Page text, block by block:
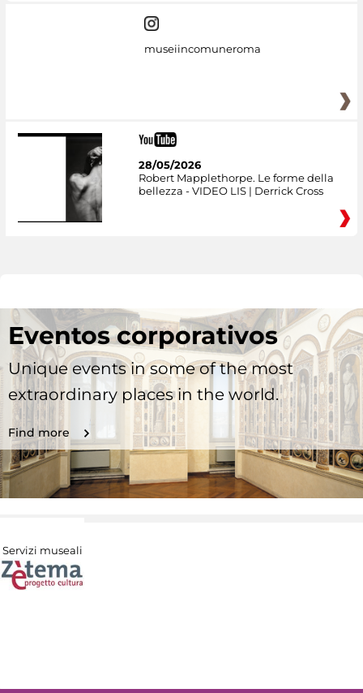
museiincomuneroma
28/05/2026
Robert Mapplethorpe. Le forme della
bellezza - VIDEO LIS | Derrick Cross
Eventos corporativos
Unique events in some of the most
extraordinary places in the world.
Find more
Servizi museali